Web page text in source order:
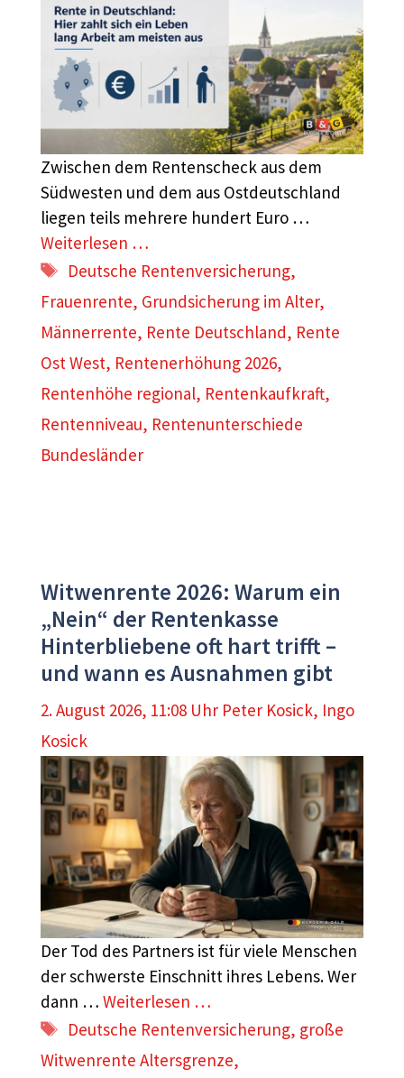
Zwischen dem Rentenscheck aus dem
Südwesten und dem aus Ostdeutschland
liegen teils mehrere hundert Euro …
Weiterlesen …
Schlagwörter
Deutsche Rentenversicherung,
Frauenrente, Grundsicherung im Alter,
Männerrente, Rente Deutschland, Rente
Ost West, Rentenerhöhung 2026,
Rentenhöhe regional, Rentenkaufkraft,
Rentenniveau, Rentenunterschiede
Bundesländer
Witwenrente 2026: Warum ein
„Nein“ der Rentenkasse
Hinterbliebene oft hart trifft –
und wann es Ausnahmen gibt
2. August 2026, 11:08 Uhr Peter Kosick, Ingo
Kosick
Der Tod des Partners ist für viele Menschen
der schwerste Einschnitt ihres Lebens. Wer
dann … Weiterlesen …
Schlagwörter
Deutsche Rentenversicherung, große
Witwenrente Altersgrenze,